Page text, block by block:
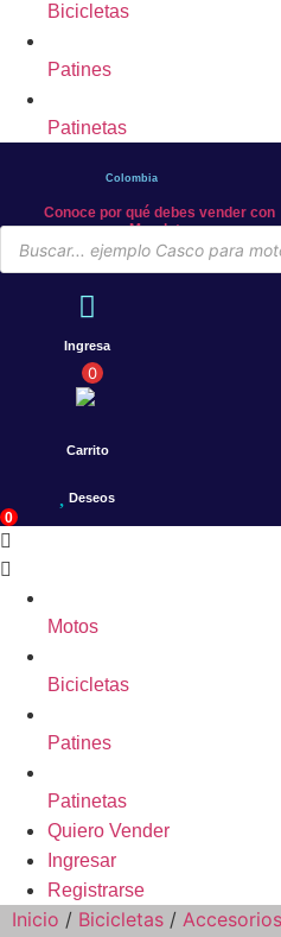
Bicicletas
Patines
Patinetas
Colombia
Conoce por qué debes vender con
Mercleta
Búsqueda
de
productos
Ingresa
0
Carrito
Deseos
0
Motos
Bicicletas
Patines
Patinetas
Quiero Vender
Ingresar
Registrarse
Inicio / Bicicletas /